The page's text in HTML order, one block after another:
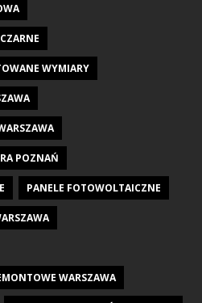
WYMIARY
POZNAŃ
PANELE FOTOWOLTAICZNE
WARSZAWA